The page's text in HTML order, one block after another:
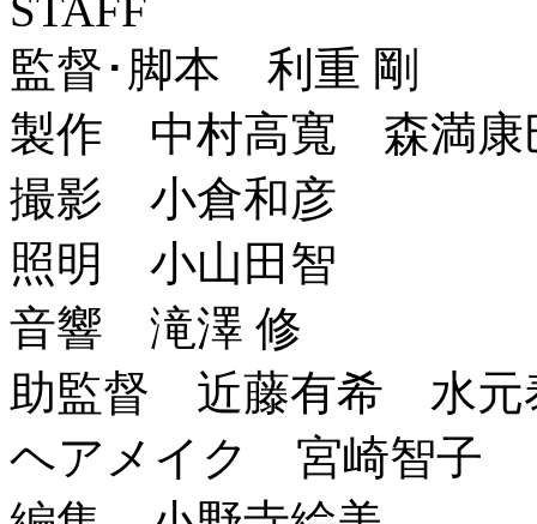
監督･脚本 利重 剛
製作 中村高寬 森満康
撮影 小倉和彦
照明 小山田智
音響 滝澤 修
助監督 近藤有希 水元
ヘアメイク 宮崎智子